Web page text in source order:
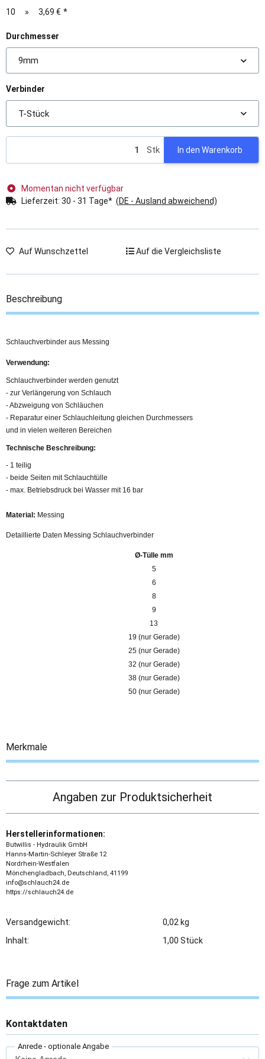
10
» 3,69 € *
Durchmesser
9mm
Verbinder
T-Stück
Stk In den Warenkorb
Momentan nicht verfügbar
Lieferzeit: 30 - 31 Tage* (DE - Ausland abweichend)
Auf Wunschzettel Auf die Vergleichsliste
Beschreibung
Schlauchverbinder aus Messing
Verwendung:
Schlauchverbinder werden genutzt
- zur Verlängerung von Schlauch
- Abzweigung von Schläuchen
- Reparatur einer Schlauchleitung gleichen Durchmessers
und in vielen weiteren Bereichen
Technische Beschreibung:
- 1 teilig
- beide Seiten mit Schlauchtülle
- max. Betriebsdruck bei Wasser mit 16 bar
Material: Messing
Detaillierte Daten Messing Schlauchverbinder
Ø-Tülle mm
5
6
8
9
13
19 (nur Gerade)
25 (nur Gerade)
32 (nur Gerade)
38 (nur Gerade)
50 (nur Gerade)
Merkmale
Angaben zur Produktsicherheit
Herstellerinformationen:
Butwillis - Hydraulik GmbH
Hanns-Martin-Schleyer Straße 12
Nordrhein-Westfalen
Mönchengladbach, Deutschland, 41199
info@schlauch24.de
https://schlauch24.de
Versandgewicht:
0,02 kg
Inhalt:
1,00 Stück
Frage zum Artikel
Kontaktdaten
Anrede - optionale Angabe